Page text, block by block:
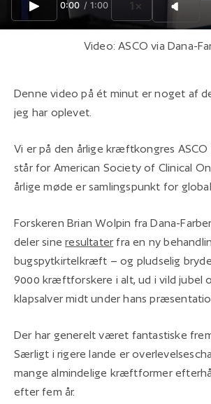
0:00 / 1:00 1×
Video: ASCO via Dana-
Denne video på ét minut er noget af
jeg har oplevet.
Vi er på den årlige kræftkongres ASCO
står for American Society of Clinical
årlige møde er samlingspunkt for
Forskeren Brian Wolpin fra Dana-
deler sineresultaterfra en ny
bugspytkirtelkræft – og pludselig
9000 kræftforskere i alt, ud i vild jubel
klapsalver midt under hans
Der har generelt været fantastiske
Særligt i rigere lande er
mange almindelige kræftformer
efter fem år.